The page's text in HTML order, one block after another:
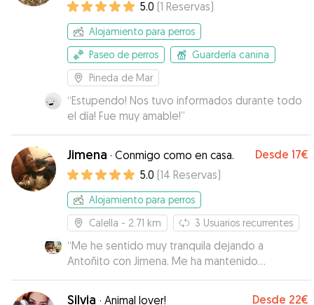
5.0 (1 Reservas)
Alojamiento para perros
Paseo de perros
Guardería canina
Pineda de Mar
“Estupendo! Nos tuvo informados durante todo
el día! Fue muy amable!”
Jimena · Conmigo como en casa. Desde 17€
5.0 (14 Reservas)
Alojamiento para perros
Calella - 2.71 km 3 Usuarios recurrentes
“Me he sentido muy tranquila dejando a
Antoñito con Jimena. Me ha mantenido
informada a diario, y a Antoñito se le veía muy a
gusto. ¡Todo perfecto! Volveré a contar con ella
Silvia · Animal lover! Desde 22€